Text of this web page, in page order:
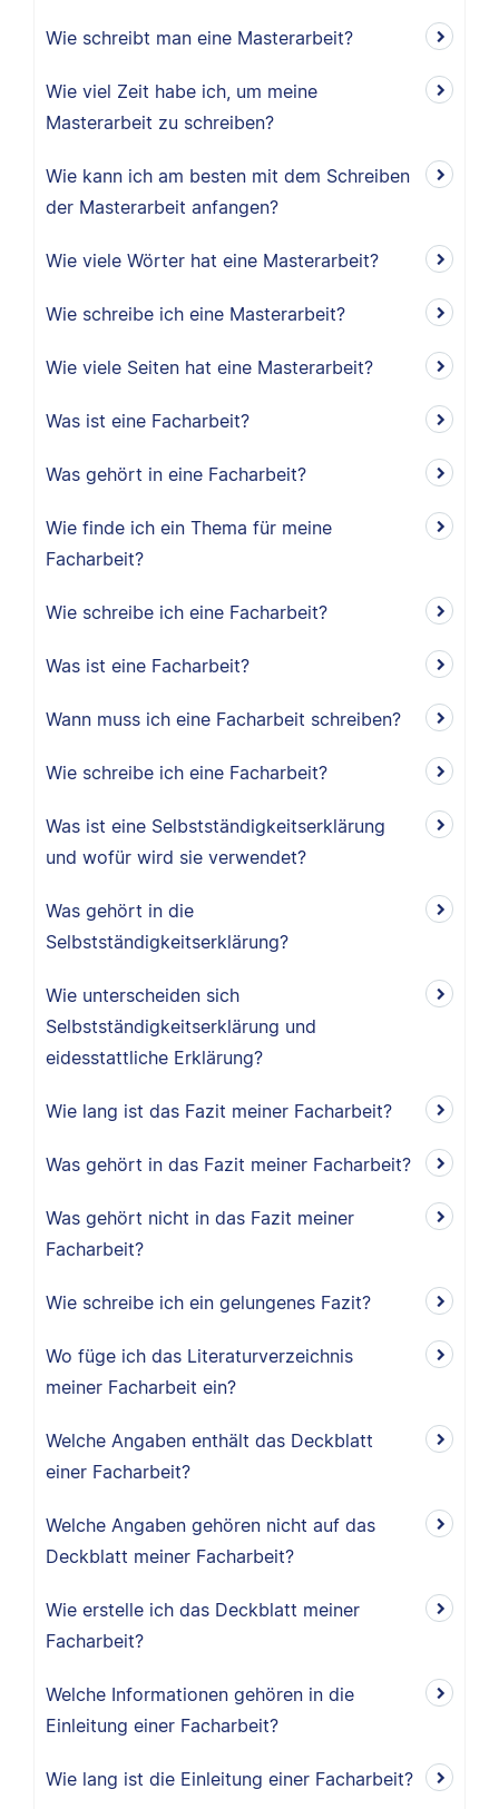
Wie schreibt man eine Masterarbeit?
Wie viel Zeit habe ich, um meine
Masterarbeit zu schreiben?
Wie kann ich am besten mit dem Schreiben
der Masterarbeit anfangen?
Wie viele Wörter hat eine Masterarbeit?
Wie schreibe ich eine Masterarbeit?
Wie viele Seiten hat eine Masterarbeit?
Was ist eine Facharbeit?
Was gehört in eine Facharbeit?
Wie finde ich ein Thema für meine
Facharbeit?
Wie schreibe ich eine Facharbeit?
Was ist eine Facharbeit?
Wann muss ich eine Facharbeit schreiben?
Wie schreibe ich eine Facharbeit?
Was ist eine Selbstständigkeitserklärung
und wofür wird sie verwendet?
Was gehört in die
Selbstständigkeitserklärung?
Wie unterscheiden sich
Selbstständigkeitserklärung und
eidesstattliche Erklärung?
Wie lang ist das Fazit meiner Facharbeit?
Was gehört in das Fazit meiner Facharbeit?
Was gehört nicht in das Fazit meiner
Facharbeit?
Wie schreibe ich ein gelungenes Fazit?
Wo füge ich das Literaturverzeichnis
meiner Facharbeit ein?
Welche Angaben enthält das Deckblatt
einer Facharbeit?
Welche Angaben gehören nicht auf das
Deckblatt meiner Facharbeit?
Wie erstelle ich das Deckblatt meiner
Facharbeit?
Welche Informationen gehören in die
Einleitung einer Facharbeit?
Wie lang ist die Einleitung einer Facharbeit?